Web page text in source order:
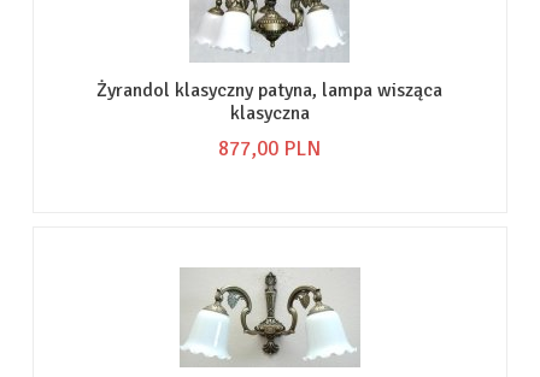
Żyrandol klasyczny patyna, lampa wisząca
klasyczna
877,00 PLN